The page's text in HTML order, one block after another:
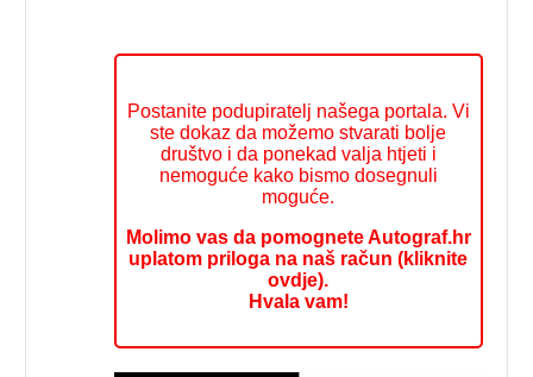
Postanite podupiratelj našega portala. Vi
ste dokaz da možemo stvarati bolje
društvo i da ponekad valja htjeti i
nemoguće kako bismo dosegnuli
moguće.
Molimo vas da pomognete Autograf.hr
uplatom priloga na naš račun (kliknite
ovdje).
Hvala vam!